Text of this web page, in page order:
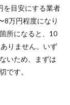
を目安にする業者
8万円程度になり
所になると、10
りません。いず
いため、まずは
です。